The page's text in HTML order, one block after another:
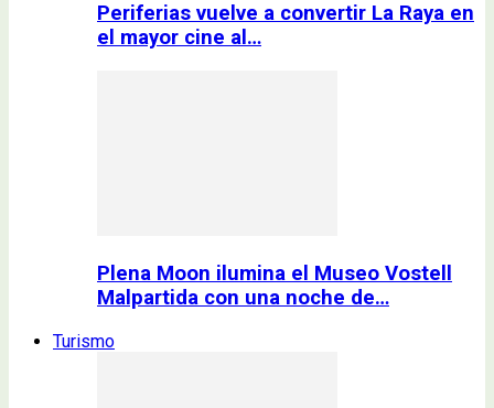
Periferias vuelve a convertir La Raya en
el mayor cine al…
Plena Moon ilumina el Museo Vostell
Malpartida con una noche de…
Turismo